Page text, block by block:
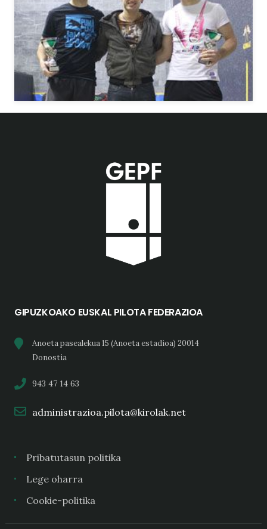
GIPUZKOAKO EUSKAL PILOTA FEDERAZIOA
Anoeta pasealekua 15 (Anoeta estadioa) 20014
Donostia
943 47 14 63
administrazioa.pilota@kirolak.net
Pribatutasun politika
Lege oharra
Cookie-politika